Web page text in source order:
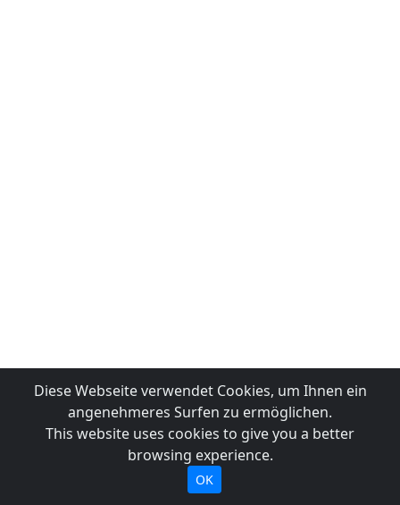
Diese Webseite verwendet Cookies, um Ihnen ein
angenehmeres Surfen zu ermöglichen.
This website uses cookies to give you a better
browsing experience.
OK